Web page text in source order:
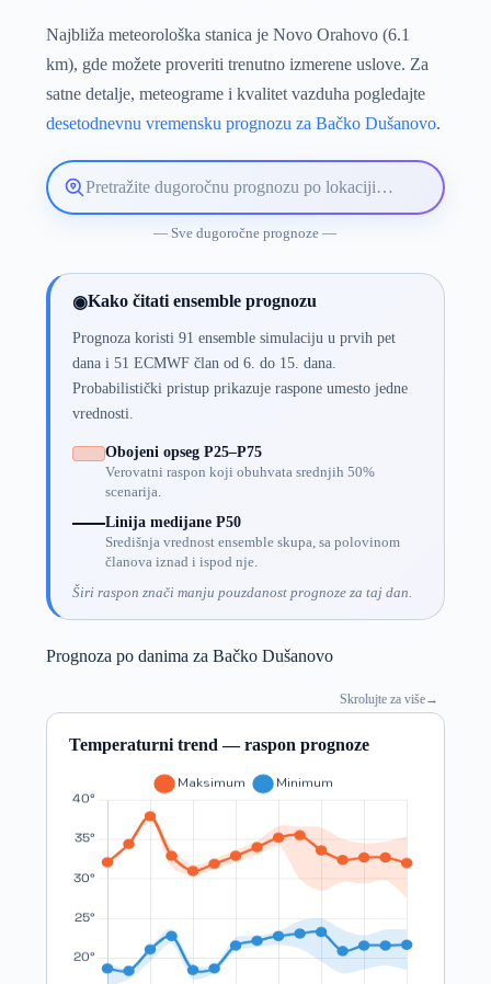
Najbliža meteorološka stanica je Novo Orahovo (6.1
km), gde možete proveriti trenutno izmerene uslove. Za
satne detalje, meteograme i kvalitet vazduha pogledajte
desetodnevnu vremensku prognozu za Bačko Dušanovo.
Pretražite
lokaciju
— Sve dugoročne prognoze —
◉Kako čitati ensemble prognozu
Prognoza koristi 91 ensemble simulaciju u prvih pet
dana i 51 ECMWF član od 6. do 15. dana.
Probabilistički pristup prikazuje raspone umesto jedne
vrednosti.
Obojeni opseg P25–P75
Verovatni raspon koji obuhvata srednjih 50%
scenarija.
Linija medijane P50
Središnja vrednost ensemble skupa, sa polovinom
članova iznad i ispod nje.
Širi raspon znači manju pouzdanost prognoze za taj dan.
Prognoza po danima za Bačko Dušanovo
Skrolujte za više→
Temperaturni trend — raspon prognoze